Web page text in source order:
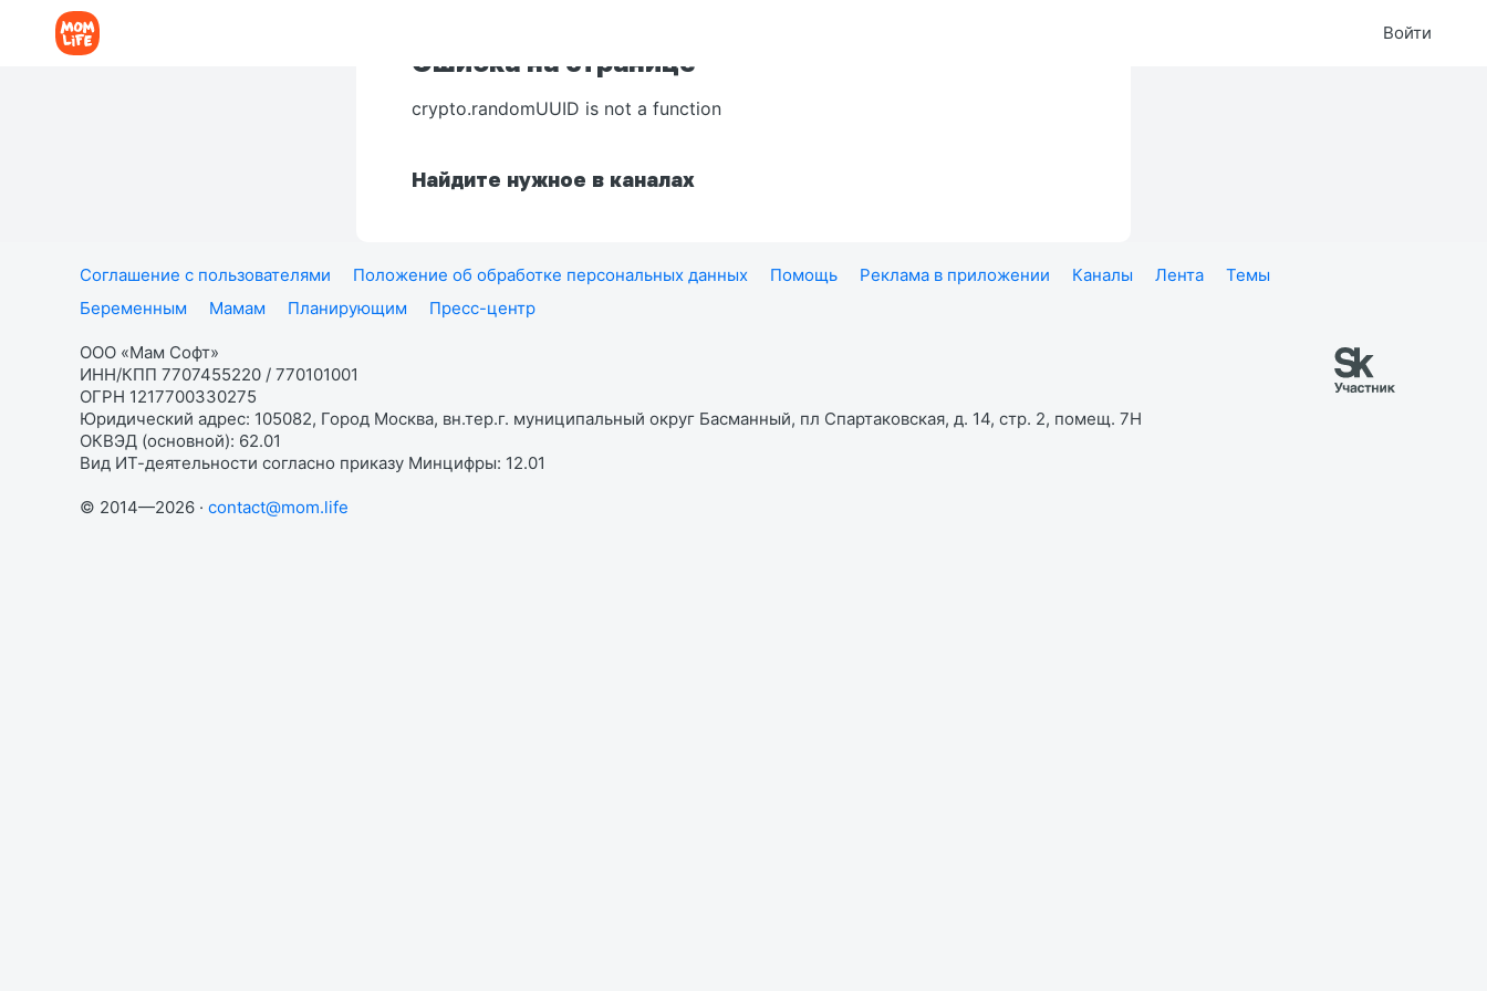
Войти
Ошибка на странице
crypto.randomUUID is not a function
Найдите нужное в каналах
Соглашение с пользователями Положение об обработке персональных данных Помощь Реклама в приложении Каналы Лента
Темы
Беременным
Мамам Планирующим Пресс-центр
ООО «Мам Софт»
ИНН/КПП 7707455220 / 770101001
ОГРН 1217700330275
Юридический адрес: 105082, Город Москва, вн.тер.г. муниципальный округ Басманный, пл Спартаковская, д. 14, стр. 2, помещ. 7Н
ОКВЭД (основной): 62.01
Вид ИТ-деятельности согласно приказу Минцифры: 12.01
© 2014—2026 · contact@mom.life